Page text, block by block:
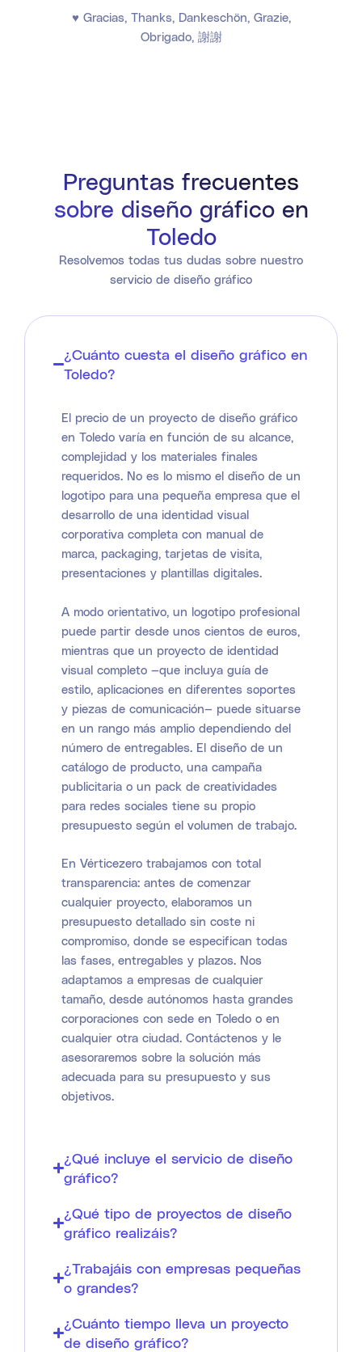
♥ Gracias, Thanks, Dankeschön, Grazie,
Obrigado, 謝謝
Preguntas frecuentes
sobre diseño gráfico en
Toledo
Resolvemos todas tus dudas sobre nuestro
servicio de diseño gráfico
¿Cuánto cuesta el diseño gráfico en
Toledo?
El precio de un proyecto de diseño gráfico
en Toledo varía en función de su alcance,
complejidad y los materiales finales
requeridos. No es lo mismo el diseño de un
logotipo para una pequeña empresa que el
desarrollo de una identidad visual
corporativa completa con manual de
marca, packaging, tarjetas de visita,
presentaciones y plantillas digitales.
A modo orientativo, un logotipo profesional
puede partir desde unos cientos de euros,
mientras que un proyecto de identidad
visual completo —que incluya guía de
estilo, aplicaciones en diferentes soportes
y piezas de comunicación— puede situarse
en un rango más amplio dependiendo del
número de entregables. El diseño de un
catálogo de producto, una campaña
publicitaria o un pack de creatividades
para redes sociales tiene su propio
presupuesto según el volumen de trabajo.
En Vérticezero trabajamos con total
transparencia: antes de comenzar
cualquier proyecto, elaboramos un
presupuesto detallado sin coste ni
compromiso, donde se especifican todas
las fases, entregables y plazos. Nos
adaptamos a empresas de cualquier
tamaño, desde autónomos hasta grandes
corporaciones con sede en Toledo o en
cualquier otra ciudad. Contáctenos y le
asesoraremos sobre la solución más
adecuada para su presupuesto y sus
objetivos.
¿Qué incluye el servicio de diseño
gráfico?
¿Qué tipo de proyectos de diseño
gráfico realizáis?
¿Trabajáis con empresas pequeñas
o grandes?
¿Cuánto tiempo lleva un proyecto
de diseño gráfico?